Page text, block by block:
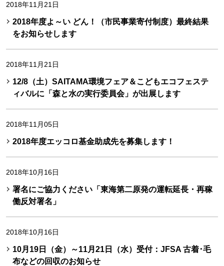
2018年11月21日
2018年度よ～い どん！（市民事業寄付制度）最終結果
をお知らせします
2018年11月21日
12/8（土）SAITAMA環境フェア＆こどもエコフェステ
ィバルに「森と水の実行委員会」が出展します
2018年11月05日
2018年度エッコロ基金助成先を募集します！
2018年10月16日
署名にご協力ください「東海第二原発の運転延長・再稼
働反対署名」
2018年10月16日
10月19日（金）～11月21日（水）受付：JFSA 古着･毛
布などの回収のお知らせ